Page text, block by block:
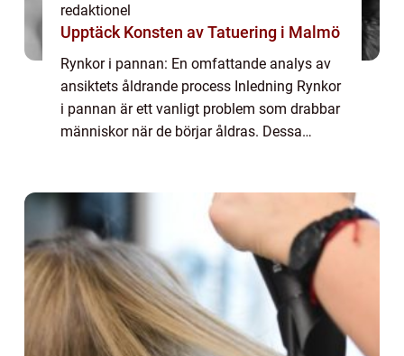
redaktionel
Upptäck Konsten av Tatuering i Malmö
Rynkor i pannan: En omfattande analys av
ansiktets åldrande process Inledning Rynkor
i pannan är ett vanligt problem som drabbar
människor när de börjar åldras. Dessa